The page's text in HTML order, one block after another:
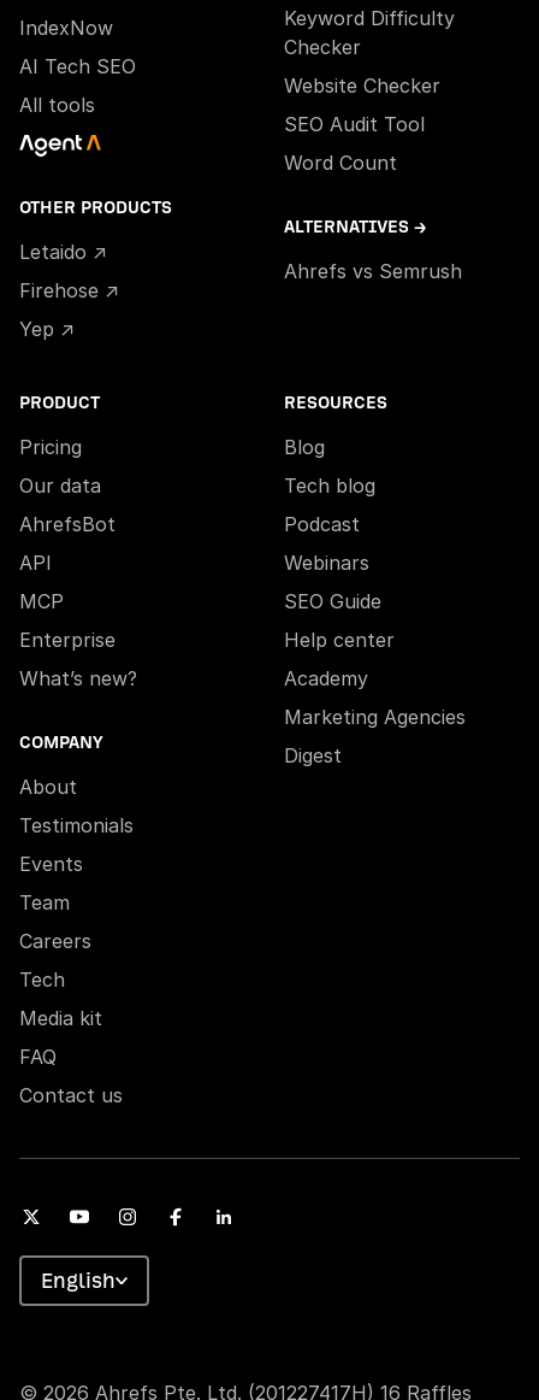
IndexNow
AI Tech SEO
All tools
OTHER PRODUCTS
Letaido ↗
Firehose ↗
Yep ↗
Keyword Difficulty
Checker
Website Checker
SEO Audit Tool
Word Count
ALTERNATIVES →
Ahrefs vs Semrush
PRODUCT
Pricing
Our data
AhrefsBot
API
MCP
Enterprise
What’s new?
COMPANY
About
Testimonials
Events
Team
Careers
Tech
Media kit
FAQ
Contact us
RESOURCES
Blog
Tech blog
Podcast
Webinars
SEO Guide
Help center
Academy
Marketing Agencies
Digest
© 2026 Ahrefs Pte. Ltd. (201227417H) 16 Raffles
English